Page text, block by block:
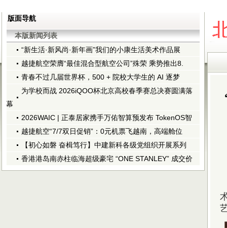
版面导航
本版新闻列表
“新生活·新风尚·新年画”我们的小康生活美术作品展
越捷航空荣膺“最佳混合型航空公司”殊荣 乘势推出8.
青春不过几届世界杯，500 + 院校大学生的 AI 逐梦
为学校而战 2026iQOO杯北京高校春季赛总决赛圆满落
幕
2026WAIC | 正泰居家携手万佑智算预发布 TokenOS智
越捷航空“7/7双日促销”：0元机票飞越南，高端舱位
【初心如磐 奋楫笃行】中建新科各级党组织开展系列
香港港岛南赤柱临海超级豪宅 “ONE STANLEY” 成交价